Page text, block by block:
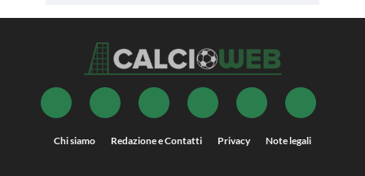
Chi siamo Redazione e Contatti Privacy Note legali